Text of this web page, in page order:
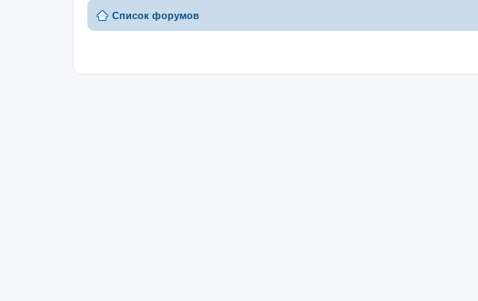
Список форумов